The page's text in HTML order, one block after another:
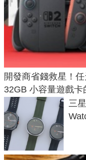
開發商省錢救星！
32GB 小容量遊戲卡
三